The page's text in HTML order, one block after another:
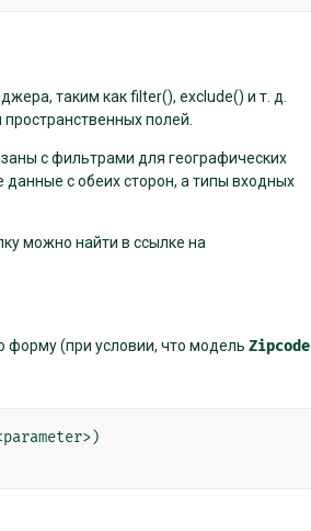
таким как filter(), exclude() и т. д.
полей.
с фильтрами для географических
с обеих сторон, а типы входных
можно найти в ссылке на
(при условии, что модель Zipcode